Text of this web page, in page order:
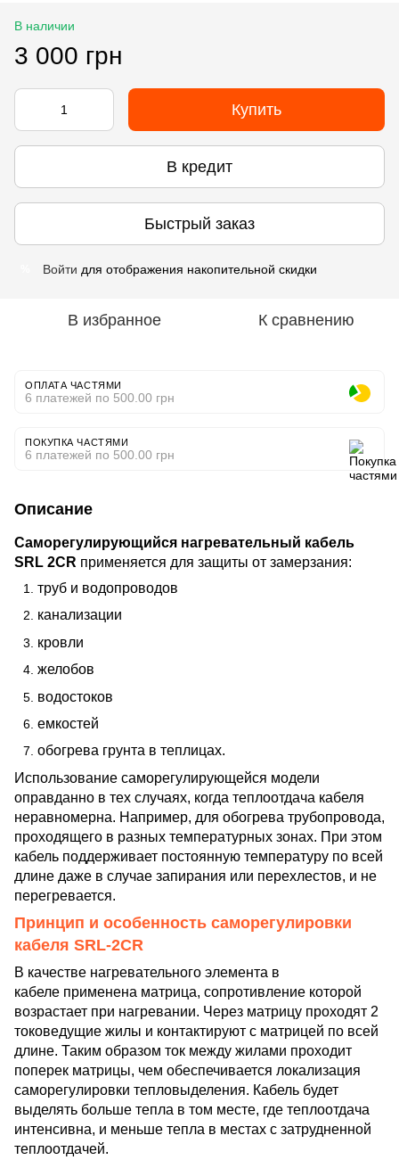
В наличии
3 000 грн
Купить
В кредит
Быстрый заказ
Войти для отображения накопительной скидки
В избранное К сравнению
ОПЛАТА ЧАСТЯМИ
6 платежей по 500.00 грн
ПОКУПКА ЧАСТЯМИ
6 платежей по 500.00 грн
Описание
Саморегулирующийся нагревательный кабель
SRL 2CR применяется для защиты от замерзания:
труб и водопроводов
канализации
кровли
желобов
водостоков
емкостей
обогрева грунта в теплицах.
Использование саморегулирующейся модели
оправданно в тех случаях, когда теплоотдача кабеля
неравномерна. Например, для обогрева трубопровода,
проходящего в разных температурных зонах. При этом
кабель поддерживает постоянную температуру по всей
длине даже в случае запирания или перехлестов, и не
перегревается.
Принцип и особенность саморегулировки
кабеля SRL-2CR
В качестве нагревательного элемента в
кабеле применена матрица, сопротивление которой
возрастает при нагревании. Через матрицу проходят 2
токоведущие жилы и контактируют с матрицей по всей
длине. Таким образом ток между жилами проходит
поперек матрицы, чем обеспечивается локализация
саморегулировки тепловыделения. Кабель будет
выделять больше тепла в том месте, где теплоотдача
интенсивна, и меньше тепла в местах с затрудненной
теплоотдачей.